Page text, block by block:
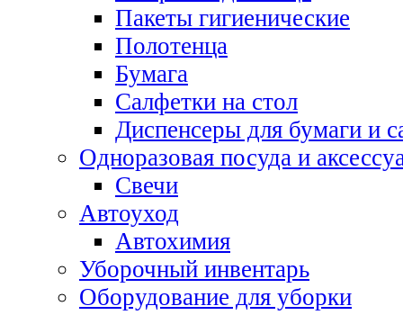
Пакеты гигиенические
Полотенца
Бумага
Салфетки на стол
Диспенсеры для бумаги и
Одноразовая посуда и
Свечи
Автоуход
Автохимия
Уборочный инвентарь
Оборудование для уборки